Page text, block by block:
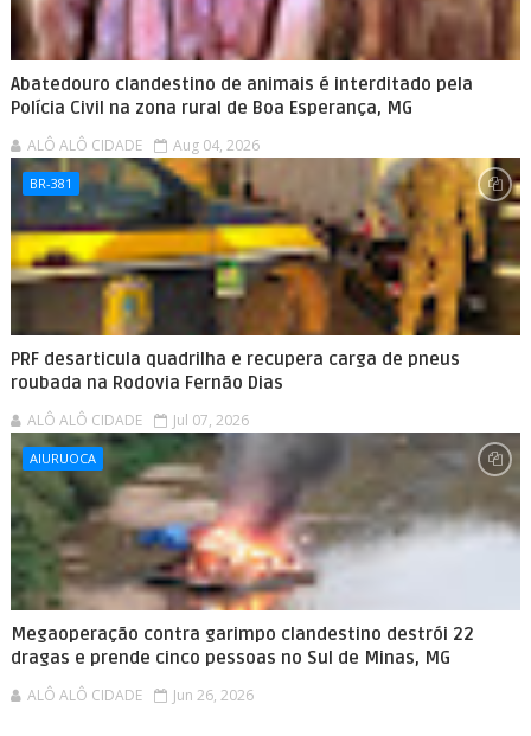
Abatedouro clandestino de animais é interditado pela
Polícia Civil na zona rural de Boa Esperança, MG
ALÔ ALÔ CIDADE Aug 04, 2026
BR-381
PRF desarticula quadrilha e recupera carga de pneus
roubada na Rodovia Fernão Dias
ALÔ ALÔ CIDADE Jul 07, 2026
AIURUOCA
Megaoperação contra garimpo clandestino destrói 22
dragas e prende cinco pessoas no Sul de Minas, MG
ALÔ ALÔ CIDADE Jun 26, 2026